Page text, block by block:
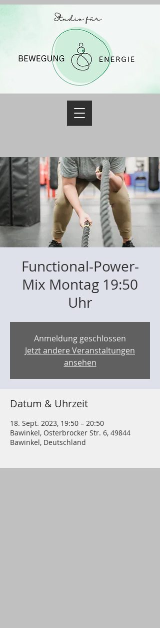
Functional-Power-
Mix Montag 19:50
Uhr
Anmeldung geschlossen
Jetzt andere Veranstaltungen
ansehen
Datum & Uhrzeit
18. Sept. 2023, 19:50 – 20:50
Bawinkel, Osterbrocker Str. 6, 49844
Bawinkel, Deutschland